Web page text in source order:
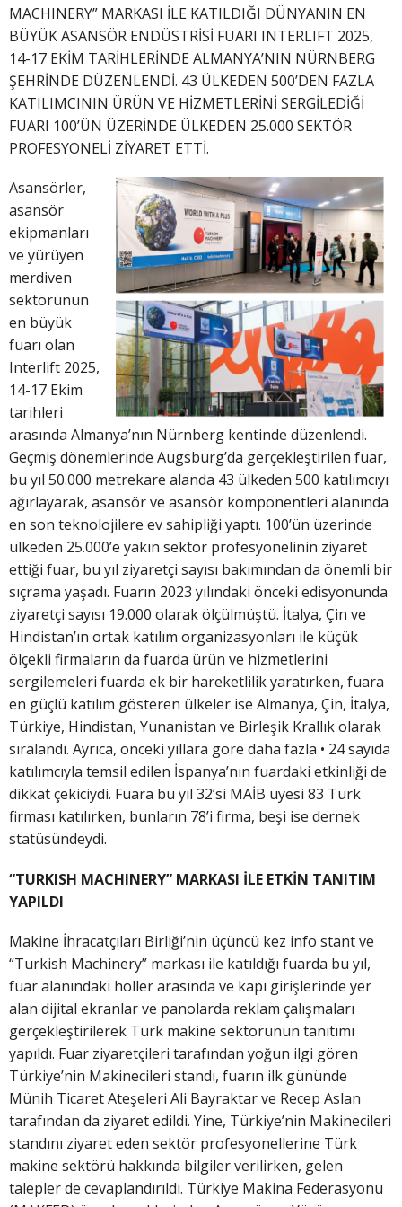
MACHINERY” MARKASI İLE KATILDIĞI DÜNYANIN EN
BÜYÜK ASANSÖR ENDÜSTRİSİ FUARI INTERLIFT 2025,
14-17 EKİM TARİHLERİNDE ALMANYA’NIN NÜRNBERG
ŞEHRİNDE DÜZENLENDİ. 43 ÜLKEDEN 500’DEN FAZLA
KATILIMCININ ÜRÜN VE HİZMETLERİNİ SERGİLEDİĞİ
FUARI 100’ÜN ÜZERİNDE ÜLKEDEN 25.000 SEKTÖR
PROFESYONELİ ZİYARET ETTİ.
Asansörler,
asansör
ekipmanları
ve yürüyen
merdiven
sektörünün
en büyük
fuarı olan
Interlift 2025,
14-17 Ekim
tarihleri
arasında Almanya’nın Nürnberg kentinde düzenlendi.
Geçmiş dönemlerinde Augsburg’da gerçekleştirilen fuar,
bu yıl 50.000 metrekare alanda 43 ülkeden 500 katılımcıyı
ağırlayarak, asansör ve asansör komponentleri alanında
en son teknolojilere ev sahipliği yaptı. 100’ün üzerinde
ülkeden 25.000’e yakın sektör profesyonelinin ziyaret
ettiği fuar, bu yıl ziyaretçi sayısı bakımından da önemli bir
sıçrama yaşadı. Fuarın 2023 yılındaki önceki edisyonunda
ziyaretçi sayısı 19.000 olarak ölçülmüştü. İtalya, Çin ve
Hindistan’ın ortak katılım organizasyonları ile küçük
ölçekli firmaların da fuarda ürün ve hizmetlerini
sergilemeleri fuarda ek bir hareketlilik yaratırken, fuara
en güçlü katılım gösteren ülkeler ise Almanya, Çin, İtalya,
Türkiye, Hindistan, Yunanistan ve Birleşik Krallık olarak
sıralandı. Ayrıca, önceki yıllara göre daha fazla • 24 sayıda
katılımcıyla temsil edilen İspanya’nın fuardaki etkinliği de
dikkat çekiciydi. Fuara bu yıl 32’si MAİB üyesi 83 Türk
firması katılırken, bunların 78’i firma, beşi ise dernek
statüsündeydi.
“TURKISH MACHINERY” MARKASI İLE ETKİN TANITIM
YAPILDI
Makine İhracatçıları Birliği’nin üçüncü kez info stant ve
“Turkish Machinery” markası ile katıldığı fuarda bu yıl,
fuar alanındaki holler arasında ve kapı girişlerinde yer
alan dijital ekranlar ve panolarda reklam çalışmaları
gerçekleştirilerek Türk makine sektörünün tanıtımı
yapıldı. Fuar ziyaretçileri tarafından yoğun ilgi gören
Türkiye’nin Makinecileri standı, fuarın ilk gününde
Münih Ticaret Ateşeleri Ali Bayraktar ve Recep Aslan
tarafından da ziyaret edildi. Yine, Türkiye’nin Makinecileri
standını ziyaret eden sektör profesyonellerine Türk
makine sektörü hakkında bilgiler verilirken, gelen
talepler de cevaplandırıldı. Türkiye Makina Federasyonu